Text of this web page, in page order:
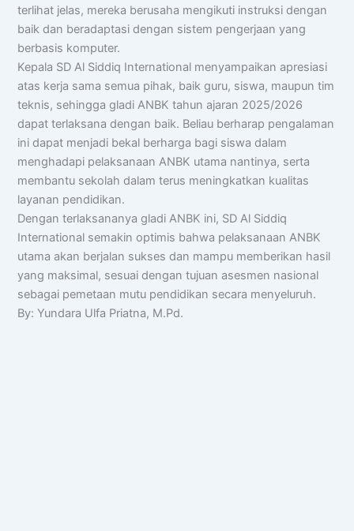
terlihat jelas, mereka berusaha mengikuti instruksi dengan
baik dan beradaptasi dengan sistem pengerjaan yang
berbasis komputer.
Kepala SD Al Siddiq International menyampaikan apresiasi
atas kerja sama semua pihak, baik guru, siswa, maupun tim
teknis, sehingga gladi ANBK tahun ajaran 2025/2026
dapat terlaksana dengan baik. Beliau berharap pengalaman
ini dapat menjadi bekal berharga bagi siswa dalam
menghadapi pelaksanaan ANBK utama nantinya, serta
membantu sekolah dalam terus meningkatkan kualitas
layanan pendidikan.
Dengan terlaksananya gladi ANBK ini, SD Al Siddiq
International semakin optimis bahwa pelaksanaan ANBK
utama akan berjalan sukses dan mampu memberikan hasil
yang maksimal, sesuai dengan tujuan asesmen nasional
sebagai pemetaan mutu pendidikan secara menyeluruh.
By: Yundara Ulfa Priatna, M.Pd.